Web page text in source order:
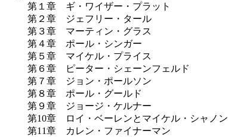
第１章 ギ・ワイザー・プラット
第２章 ジェフリー・タール
第３章 マーティン・グラス
第４章 ポール・シンガー
第５章 マイケル・プライス
第６章 ピーター・シェーンフェルド
第７章 ジョン・ポールソン
第８章 ポール・グールド
第９章 ジョージ・ケルナー
第10章 ロイ・ベーレンとマイケル・シャノン
第11章 カレン・ファイナーマン